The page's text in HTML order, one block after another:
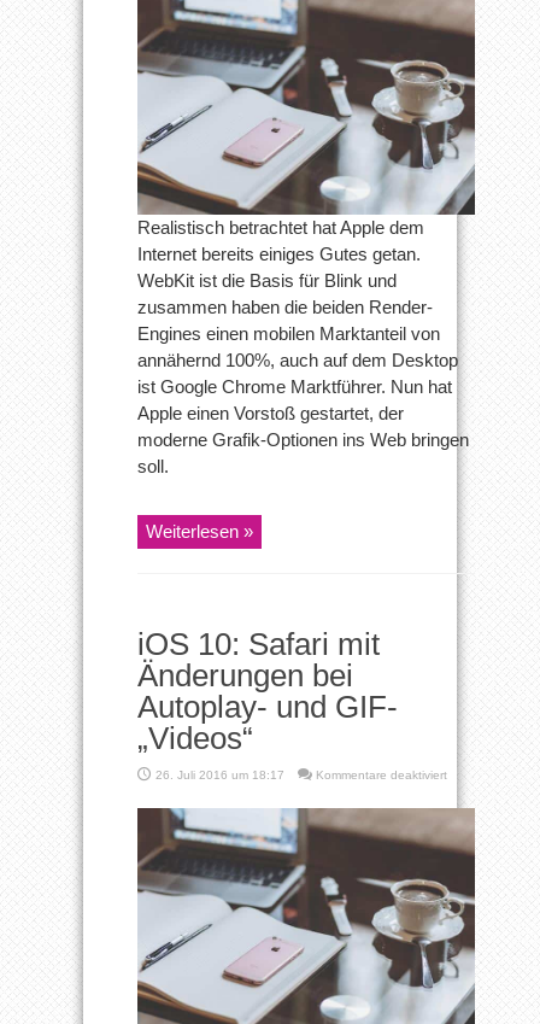
dem
Web
3D
spendieren
Realistisch betrachtet hat Apple dem
Internet bereits einiges Gutes getan.
WebKit ist die Basis für Blink und
zusammen haben die beiden Render-
Engines einen mobilen Marktanteil von
annähernd 100%, auch auf dem Desktop
ist Google Chrome Marktführer. Nun hat
Apple einen Vorstoß gestartet, der
moderne Grafik-Optionen ins Web bringen
soll.
Weiterlesen »
iOS 10: Safari mit
Änderungen bei
Autoplay- und GIF-
„Videos“
26. Juli 2016 um 18:17 Kommentare deaktiviertfür
10:
Safari
mit
Autoplay-
und
GIF-
„Videos“